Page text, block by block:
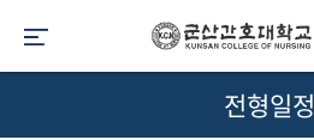
전형일정